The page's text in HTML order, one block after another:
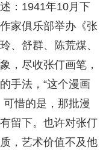
：1941年10月下
家俱乐部举办《张
、舒群、陈荒煤、
，尽收张仃画笔，
手法，“这个漫画
可惜的是，那批漫
留下。也许对张仃
，艺术价值不及他